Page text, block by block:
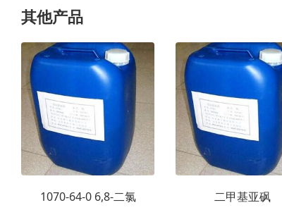
其他产品
1070-64-0 6,8-二氯 二甲基亚砜